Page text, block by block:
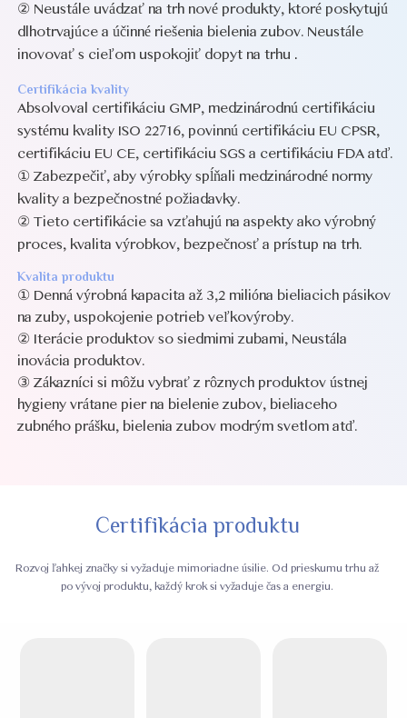
② Neustále uvádzať na trh nové produkty, ktoré poskytujú
dlhotrvajúce a účinné riešenia bielenia zubov. Neustále
inovovať s cieľom uspokojiť dopyt na trhu .
Certifikácia kvality
Absolvoval certifikáciu GMP, medzinárodnú certifikáciu
systému kvality ISO 22716, povinnú certifikáciu EU CPSR,
certifikáciu EU CE, certifikáciu SGS a certifikáciu FDA atď.
① Zabezpečiť, aby výrobky spĺňali medzinárodné normy
kvality a bezpečnostné požiadavky.
② Tieto certifikácie sa vzťahujú na aspekty ako výrobný
proces, kvalita výrobkov, bezpečnosť a prístup na trh.
Kvalita produktu
① Denná výrobná kapacita až 3,2 milióna bieliacich pásikov
na zuby, uspokojenie potrieb veľkovýroby.
② Iterácie produktov so siedmimi zubami, Neustála
inovácia produktov.
③ Zákazníci si môžu vybrať z rôznych produktov ústnej
hygienyvrátane pier na bielenie zubov, bieliaceho
zubného prášku, bielenia zubov modrým svetlom atď.
Certifikácia produktu
Rozvoj ľahkej značky si vyžaduje mimoriadne úsilie. Od prieskumu trhu až
po vývoj produktu, každý krok si vyžaduje čas a energiu.